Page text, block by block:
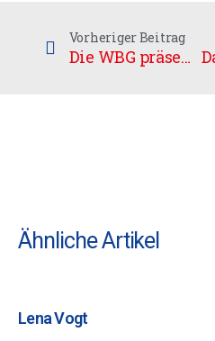
Vorheriger Beitrag
Die WBG präsentiert: Drittes Derby gegen Leipzig
Ähnliche Artikel
Lena Vogt